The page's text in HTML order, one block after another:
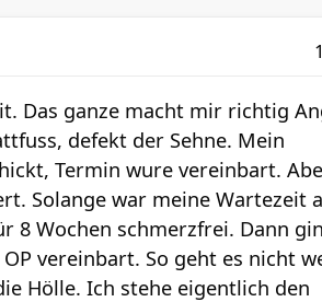
Das ganze macht mir richtig
defekt der Sehne. Mein
Termin wure vereinbart.
Solange war meine Wartezeit
8 Wochen schmerzfrei. Dann
vereinbart. So geht es nicht
Hölle. Ich stehe eigentlich den